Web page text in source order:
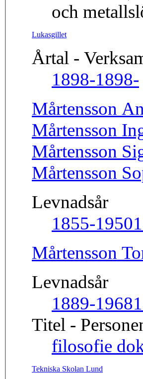
och
Lukasgillet
Årtal -
1898-1898-
Mårtensson
Mårtensson
Mårtensson
Mårtensson
Levnadsår
1855-1950
Mårtensson
Levnadsår
1889-1968
Titel -
filosofie
Tekniska Skolan Lund